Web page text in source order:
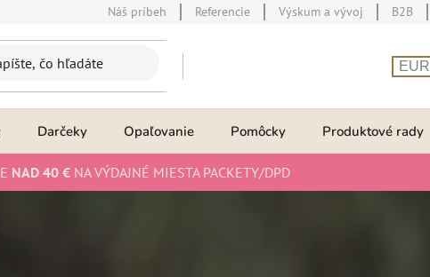
Náš príbeh Referencie Výskum a vývoj B2B
EUR
Darčeky Opaľovanie Pomôcky Produktové rady
NAD 40 € NA VÝDAJNÉ MIESTA PACKETY/DPD